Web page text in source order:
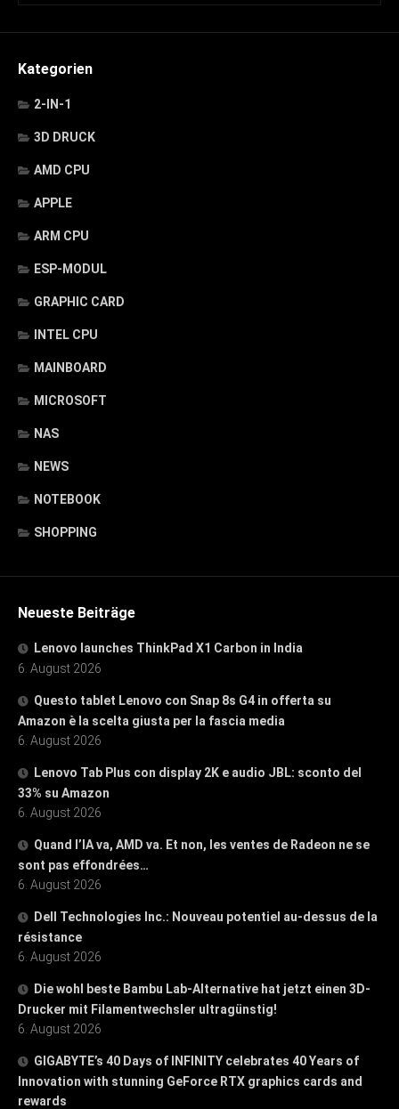
Kategorien
2-IN-1
3D DRUCK
AMD CPU
APPLE
ARM CPU
ESP-MODUL
GRAPHIC CARD
INTEL CPU
MAINBOARD
MICROSOFT
NAS
NEWS
NOTEBOOK
SHOPPING
Neueste Beiträge
Lenovo launches ThinkPad X1 Carbon in India
6. August 2026
Questo tablet Lenovo con Snap 8s G4 in offerta su
Amazon è la scelta giusta per la fascia media
6. August 2026
Lenovo Tab Plus con display 2K e audio JBL: sconto del
33% su Amazon
6. August 2026
Quand l’IA va, AMD va. Et non, les ventes de Radeon ne se
sont pas effondrées…
6. August 2026
Dell Technologies Inc.: Nouveau potentiel au-dessus de la
résistance
6. August 2026
Die wohl beste Bambu Lab-Alternative hat jetzt einen 3D-
Drucker mit Filamentwechsler ultragünstig!
6. August 2026
GIGABYTE’s 40 Days of INFINITY celebrates 40 Years of
Innovation with stunning GeForce RTX graphics cards and
rewards